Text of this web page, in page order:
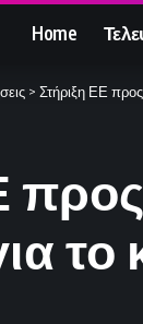
Home
> Στήριξη ΕΕ